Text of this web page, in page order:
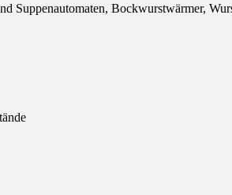
Suppenautomaten, Bockwurstwärmer,